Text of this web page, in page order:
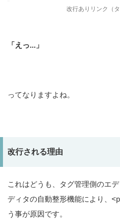
改行ありリンク（タ
「えっ...」
ってなりますよね。
改行される理由
これはどうも、タグ管理側のエ
ディタの自動整形機能により、
う事が原因です。